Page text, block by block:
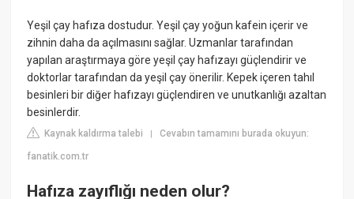
Yeşil çay hafıza dostudur. Yeşil çay yoğun kafein içerir ve
zihnin daha da açılmasını sağlar. Uzmanlar tarafından
yapılan araştırmaya göre yeşil çay hafızayı güçlendirir ve
doktorlar tarafından da yeşil çay önerilir. Kepek içeren tahıl
besinleri bir diğer hafızayı güçlendiren ve unutkanlığı azaltan
besinlerdir.
Kaynak kaldırma talebi |Cevabın tamamını burada okuyun:
fanatik.com.tr
Hafıza zayıflığı neden olur?